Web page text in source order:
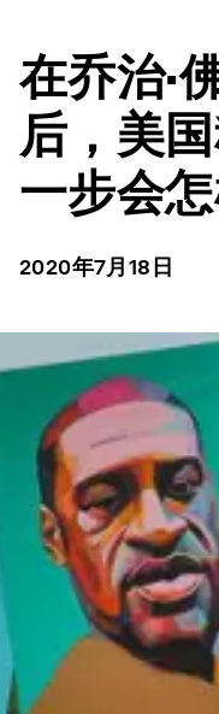
在乔治·
后，美
一步会
2020年7月18日